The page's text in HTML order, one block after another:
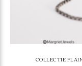
COLLECTIE